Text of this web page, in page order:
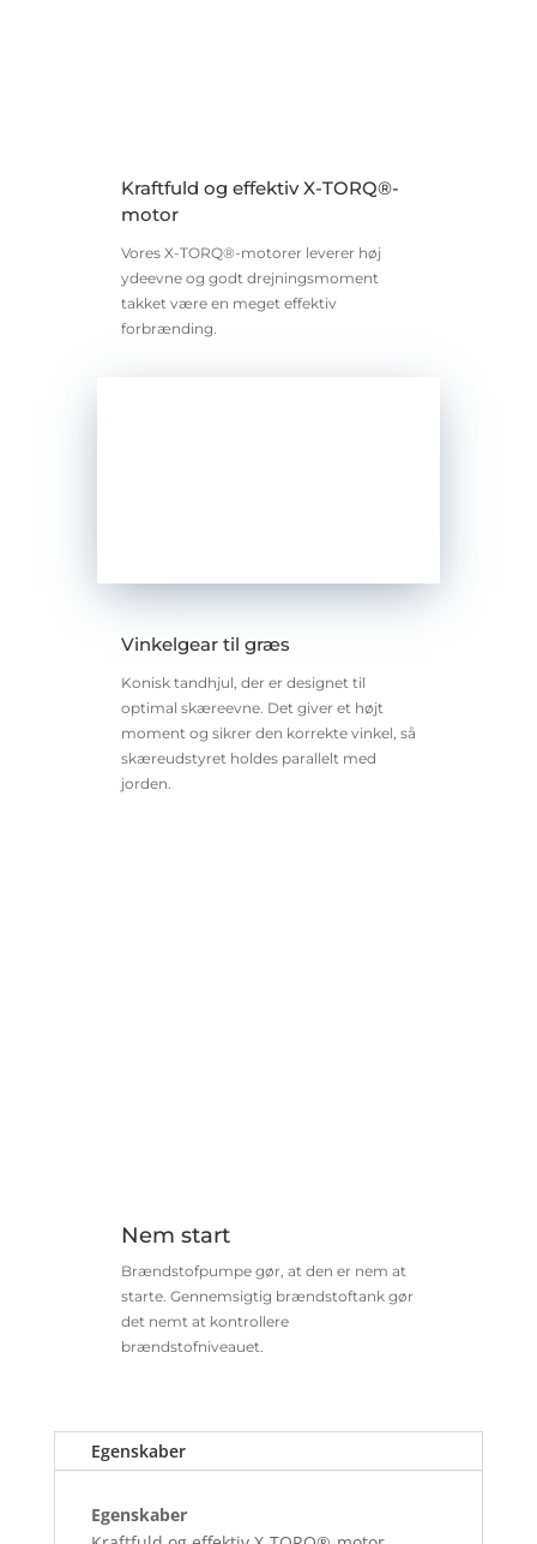
Kraftfuld og effektiv X-TORQ®-
motor
Vores X-TORQ®-motorer leverer høj
ydeevne og godt drejningsmoment
takket være en meget effektiv
forbrænding.
Vinkelgear til græs
Konisk tandhjul, der er designet til
optimal skæreevne. Det giver et højt
moment og sikrer den korrekte vinkel, så
skæreudstyret holdes parallelt med
jorden.
Nem start
Brændstofpumpe gør, at den er nem at
starte. Gennemsigtig brændstoftank gør
det nemt at kontrollere
brændstofniveauet.
Egenskaber
Egenskaber